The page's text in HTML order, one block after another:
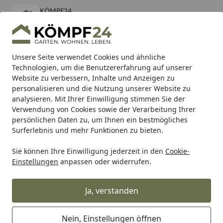
Unsere Seite verwendet Cookies und ähnliche
Technologien, um die Benutzererfahrung auf unserer
Website zu verbessern, Inhalte und Anzeigen zu
personalisieren und die Nutzung unserer Website zu
analysieren. Mit Ihrer Einwilligung stimmen Sie der
Verwendung von Cookies sowie der Verarbeitung Ihrer
persönlichen Daten zu, um Ihnen ein bestmögliches
Surferlebnis und mehr Funktionen zu bieten.
Sie können Ihre Einwilligung jederzeit in den Cookie-
Einstellungen anpassen oder widerrufen.
Ja, verstanden
Nein, Einstellungen öffnen
KÖMPF24
kostenlos - Im App Store
Hotline
Alle Produkte
Mein Konto
Suchen
Karibu Pools inkl. gratis Sandfilteranlage & Pool-
Starterset (Gesamtwert bis 468,99€)
Startseite
Arbeitskleidung Schutzausrüstung & Werkzeughalter
Schutzbrille
Ihre Artikelübersicht